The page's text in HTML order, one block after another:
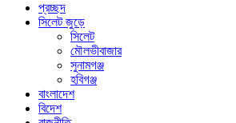
প্রচ্ছদ
সিলেট জুড়ে
সিলেট
মৌলভীবাজার
সুনামগঞ্জ
হবিগঞ্জ
বাংলাদেশ
বিদেশ